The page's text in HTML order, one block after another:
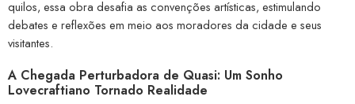
quilos, essa obra desafia as convenções artísticas, estimulando
debates e reflexões em meio aos moradores da cidade e seus
visitantes.
A Chegada Perturbadora de Quasi: Um Sonho
Lovecraftiano Tornado Realidade